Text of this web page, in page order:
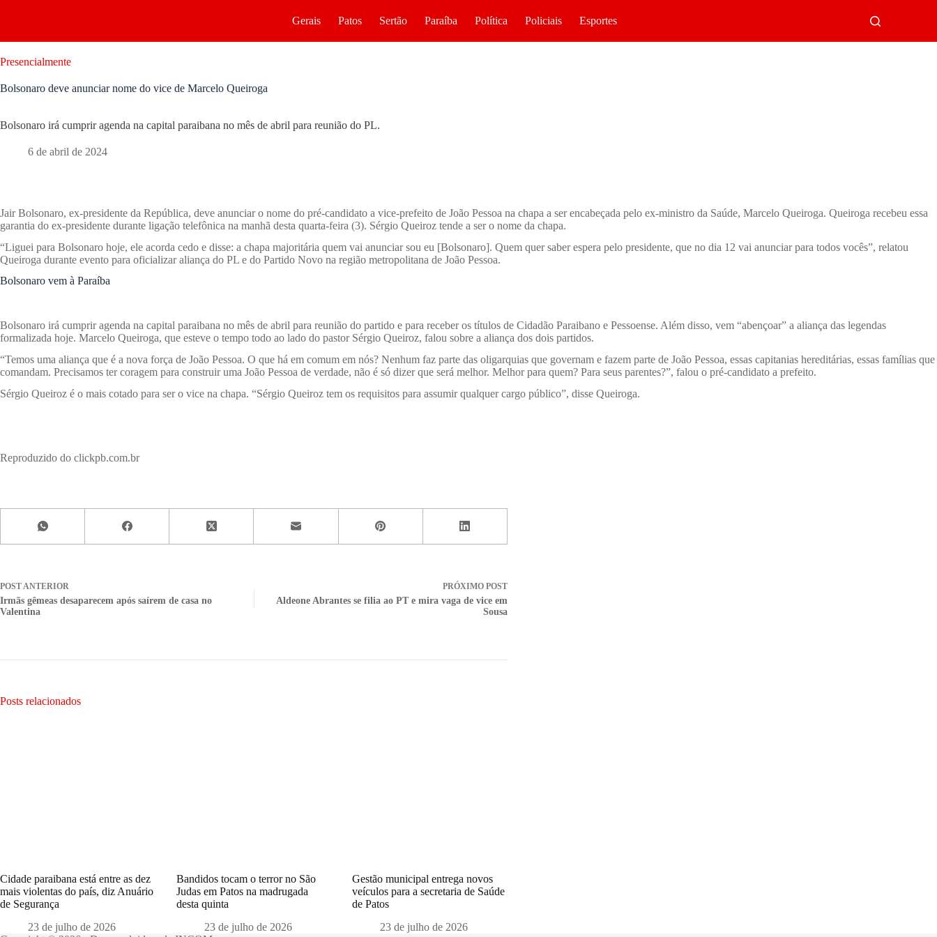
Gerais Patos Sertão Paraíba Política Policiais Esportes
Presencialmente
Bolsonaro deve anunciar nome do vice de Marcelo Queiroga
Bolsonaro irá cumprir agenda na capital paraibana no mês de abril para reunião do PL.
6 de abril de 2024
Jair Bolsonaro, ex-presidente da República, deve anunciar o nome do pré-candidato a vice-prefeito de João Pessoa na chapa a ser encabeçada pelo ex-ministro da Saúde, Marcelo Queiroga. Queiroga recebeu essa
garantia do ex-presidente durante ligação telefônica na manhã desta quarta-feira (3). Sérgio Queiroz tende a ser o nome da chapa.
“Liguei para Bolsonaro hoje, ele acorda cedo e disse: a chapa majoritária quem vai anunciar sou eu [Bolsonaro]. Quem quer saber espera pelo presidente, que no dia 12 vai anunciar para todos vocês”, relatou
Queiroga durante evento para oficializar aliança do PL e do Partido Novo na região metropolitana de João Pessoa.
Bolsonaro vem à Paraíba
Bolsonaro irá cumprir agenda na capital paraibana no mês de abril para reunião do partido e para receber os títulos de Cidadão Paraibano e Pessoense. Além disso, vem “abençoar” a aliança das legendas
formalizada hoje. Marcelo Queiroga, que esteve o tempo todo ao lado do pastor Sérgio Queiroz, falou sobre a aliança dos dois partidos.
“Temos uma aliança que é a nova força de João Pessoa. O que há em comum em nós? Nenhum faz parte das oligarquias que governam e fazem parte de João Pessoa, essas capitanias hereditárias, essas famílias que
comandam. Precisamos ter coragem para construir uma João Pessoa de verdade, não é só dizer que será melhor. Melhor para quem? Para seus parentes?”, falou o pré-candidato a prefeito.
Sérgio Queiroz é o mais cotado para ser o vice na chapa. “Sérgio Queiroz tem os requisitos para assumir qualquer cargo público”, disse Queiroga.
Reproduzido do clickpb.com.br
POST ANTERIOR
Irmãs gêmeas desaparecem após saírem de casa no
Valentina
PRÓXIMO POST
Aldeone Abrantes se filia ao PT e mira vaga de vice em
Sousa
Posts relacionados
Cidade paraibana está entre as dez
mais violentas do país, diz Anuário
de Segurança
23 de julho de 2026
Bandidos tocam o terror no São
Judas em Patos na madrugada
desta quinta
23 de julho de 2026
Gestão municipal entrega novos
veículos para a secretaria de Saúde
de Patos
23 de julho de 2026